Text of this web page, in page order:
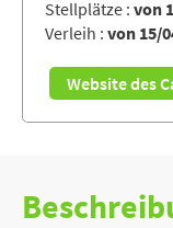
Stellplätze : von
Verleih : von 15/
Website des